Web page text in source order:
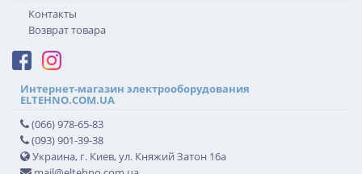
Контакты
Возврат товара
Интернет-магазин электрооборудования
ELTEHNO.COM.UA
(066) 978-65-83
(093) 901-39-38
Украина, г. Киев, ул. Княжий Затон 16а